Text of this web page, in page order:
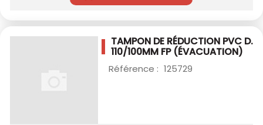
TAMPON DE RÉDUCTION PVC D.
110/100MM FP (ÉVACUATION)
Référence : 125729